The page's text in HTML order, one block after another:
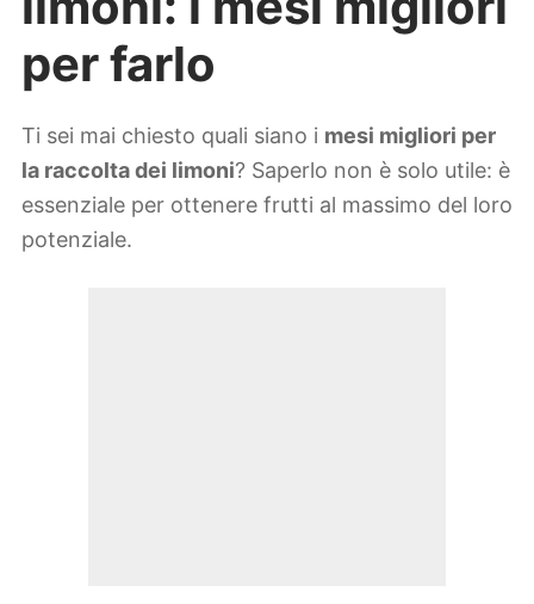
per farlo
Ti sei mai chiesto quali siano i mesi migliori per
la raccolta dei limoni? Saperlo non è solo utile: è
essenziale per ottenere frutti al massimo del loro
potenziale.